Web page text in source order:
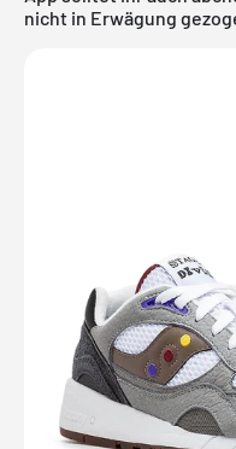
nicht in Erwägung